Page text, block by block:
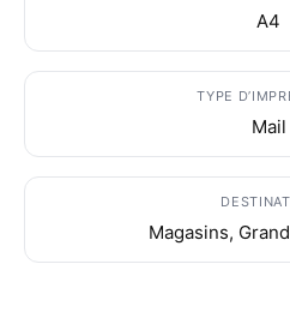
A4
TYPE
Mail
Magasins,